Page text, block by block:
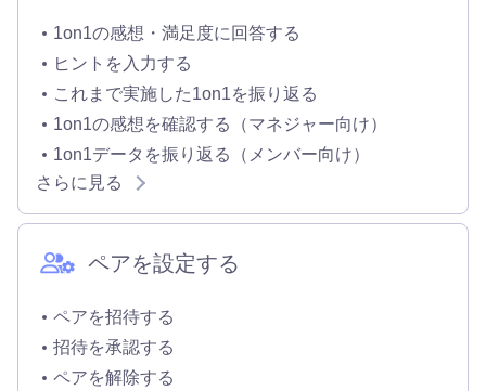
1on1の感想・満足度に回答する
ヒントを入力する
これまで実施した1on1を振り返る
1on1の感想を確認する（マネジャー向け）
1on1データを振り返る（メンバー向け）
さらに見る
ペアを設定する
ペアを招待する
招待を承認する
ペアを解除する